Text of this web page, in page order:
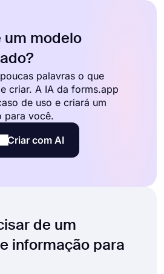
um modelo
palavras o que
criar. A IA da forms.app
de uso e criará um
para você.
Criar com AI
de um
informação para